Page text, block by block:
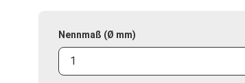
Nennmaß (Ø mm)
1